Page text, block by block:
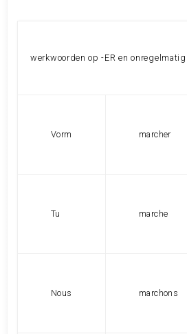
werkwoorden op -ER en onregelmatig
Vorm marcher
Tu marche
Nous marchons